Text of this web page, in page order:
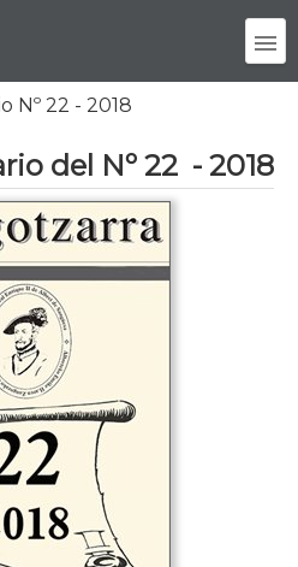
Nº 22 - 2018
del Nº 22 - 2018